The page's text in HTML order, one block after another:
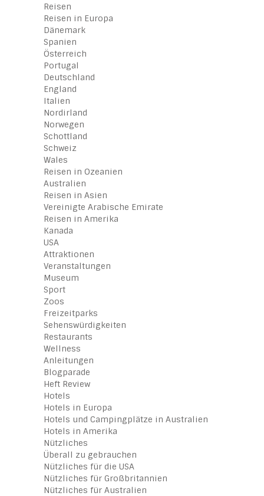
Reisen
Reisen in Europa
Dänemark
Spanien
Österreich
Portugal
Deutschland
England
Italien
Nordirland
Norwegen
Schottland
Schweiz
Wales
Reisen in Ozeanien
Australien
Reisen in Asien
Vereinigte Arabische Emirate
Reisen in Amerika
Kanada
USA
Attraktionen
Veranstaltungen
Museum
Sport
Zoos
Freizeitparks
Sehenswürdigkeiten
Restaurants
Wellness
Anleitungen
Blogparade
Heft Review
Hotels
Hotels in Europa
Hotels und Campingplätze in Australien
Hotels in Amerika
Nützliches
Überall zu gebrauchen
Nützliches für die USA
Nützliches für Großbritannien
Nützliches für Australien